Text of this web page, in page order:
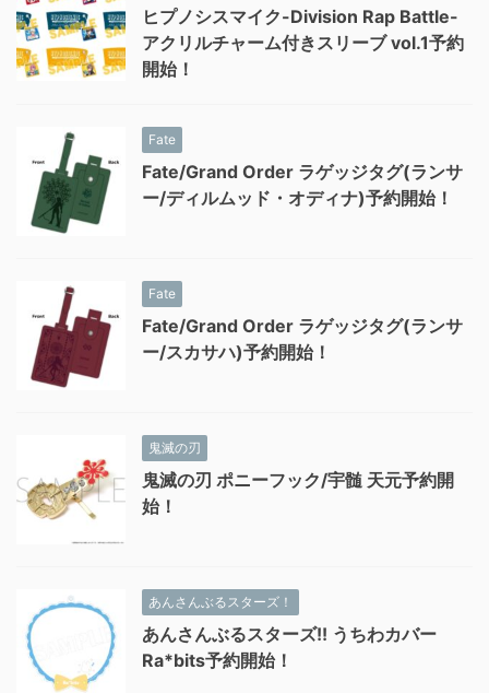
ヒプノシスマイク-Division Rap Battle-
アクリルチャーム付きスリーブ vol.1予約
開始！
Fate
Fate/Grand Order ラゲッジタグ(ランサ
ー/ディルムッド・オディナ)予約開始！
Fate
Fate/Grand Order ラゲッジタグ(ランサ
ー/スカサハ)予約開始！
鬼滅の刃
鬼滅の刃 ポニーフック/宇髄 天元予約開
始！
あんさんぶるスターズ！
あんさんぶるスターズ!! うちわカバー
Ra*bits予約開始！